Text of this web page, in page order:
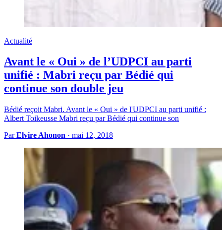
Actualité
Avant le « Oui » de l’UDPCI au parti
unifié : Mabri reçu par Bédié qui
continue son double jeu
Bédié reçoit Mabri. Avant le « Oui » de l'UDPCI au parti unifié :
Albert Toikeusse Mabri reçu par Bédié qui continue son
ParElvire Ahonon · mai 12, 2018